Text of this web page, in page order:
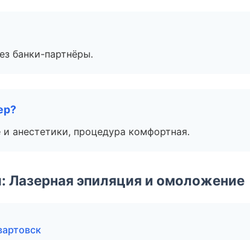
банки-партнёры.
анестетики, процедура комфортная.
Лазерная эпиляция и омоложение